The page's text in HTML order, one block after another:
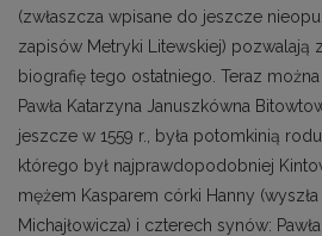
(zwłaszcza wpisane do jeszcze
zapisów Metryki Litewskiej) pozwalają
biografię tego ostatniego. Teraz
Pawła Katarzyna Januszkówna
jeszcze w 1559 r., była potomkinią
którego był najprawdopodobniej
mężem Kasparem córki Hanny
Michajłowicza) i czterech synów: